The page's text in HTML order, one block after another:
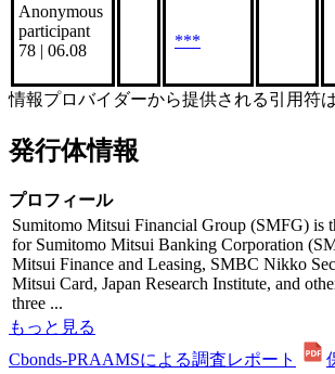
Anonymous
participant
78 | 06.08
***
情報プロバイダーから提供される引用符
発行体情報
プロフィール
Sumitomo Mitsui Financial Group (SMFG) is
for Sumitomo Mitsui Banking Corporation
Mitsui Finance and Leasing, SMBC Nikko
Mitsui Card, Japan Research Institute, and
three ...
もっと見る
Cbonds-PRAAMSによる調査レポート